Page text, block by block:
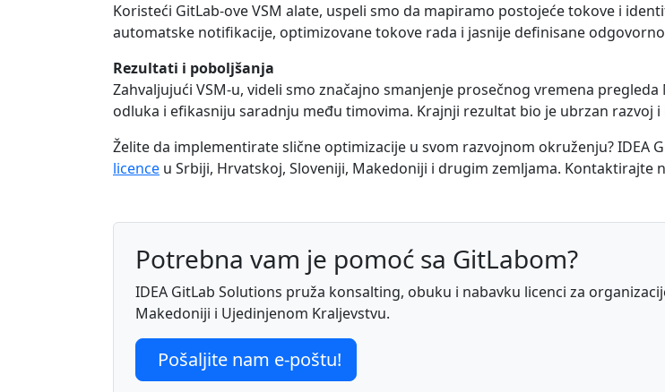
Koristeći GitLab-ove VSM alate, uspeli smo da mapiramo postojeće tokove i
automatske notifikacije, optimizovane tokove rada i jasnije definisane
Rezultati i poboljšanja
Zahvaljujući VSM-u, videli smo značajno smanjenje prosečnog vremena
odluka i efikasniju saradnju među timovima. Krajnji rezultat bio je ubrzan razvoj
Želite da implementirate slične optimizacije u svom razvojnom okruženju? IDEA
licence u Srbiji, Hrvatskoj, Sloveniji, Makedoniji i drugim zemljama. Kontaktirajte
Potrebna vam je pomoć sa GitLabom?
IDEA GitLab Solutions pruža konsalting, obuku i nabavku licenci za
Makedoniji i Ujedinjenom Kraljevstvu.
Pošaljite nam e-poštu!